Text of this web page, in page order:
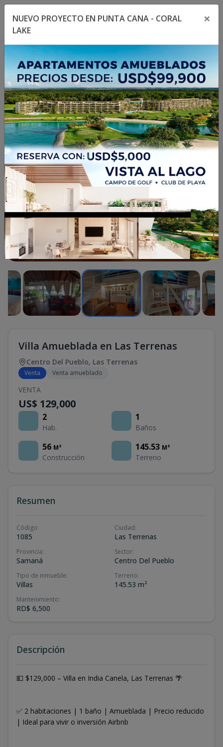
Toggle navigation menu
1/9
Villa Amueblada en Las Terrenas
Centro Del Pueblo, Las Terrenas
Venta Venta amueblado
VENTA
US$ 129,000
2
Hab.
1
Baños
56 M²
Construcción
145.53 M²
Terreno
Resumen
Código:
1085
Ciudad:
Las Terrenas
Provincia:
Samaná
Sector:
Centro Del Pueblo
Tipo de inmueble:
Villas
Terreno:
145.53 m²
Mantenimiento:
RD$ 6,500
Descripción
💵 $129,000 – Villa en India Canela, Las Terrenas 🌴
✅ 2 habitaciones | 1 baño | Amueblada | Precio reducido
| Ideal para vivir o inversión Airbnb
NUEVO PROYECTO EN PUNTA CANA - CORAL
LAKE
×